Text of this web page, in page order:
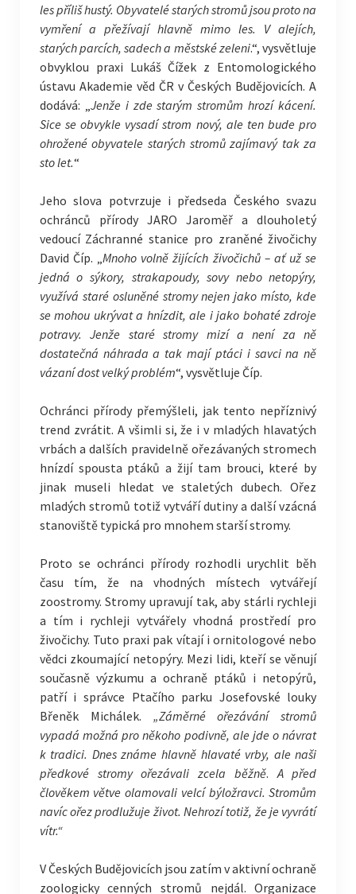
les příliš hustý. Obyvatelé starých stromů jsou proto na
vymření a přežívají hlavně mimo les. V alejích,
starých parcích, sadech a městské zeleni.“, vysvětluje
obvyklou praxi Lukáš Čížek z Entomologického
ústavu Akademie věd ČR v Českých Budějovicích. A
dodává: „Jenže i zde starým stromům hrozí kácení.
Sice se obvykle vysadí strom nový, ale ten bude pro
ohrožené obyvatele starých stromů zajímavý tak za
sto let.“
Jeho slova potvrzuje i předseda Českého svazu
ochránců přírody JARO Jaroměř a dlouholetý
vedoucí Záchranné stanice pro zraněné živočichy
David Číp. „Mnoho volně žijících živočichů – ať už se
jedná o sýkory, strakapoudy, sovy nebo netopýry,
využívá staré osluněné stromy nejen jako místo, kde
se mohou ukrývat a hnízdit, ale i jako bohaté zdroje
potravy. Jenže staré stromy mizí a není za ně
dostatečná náhrada a tak mají ptáci i savci na ně
vázaní dost velký problém“, vysvětluje Číp.
Ochránci přírody přemýšleli, jak tento nepříznivý
trend zvrátit. A všimli si, že i v mladých hlavatých
vrbách a dalších pravidelně ořezávaných stromech
hnízdí spousta ptáků a žijí tam brouci, které by
jinak museli hledat ve staletých dubech. Ořez
mladých stromů totiž vytváří dutiny a další vzácná
stanoviště typická pro mnohem starší stromy.
Proto se ochránci přírody rozhodli urychlit běh
času tím, že na vhodných místech vytvářejí
zoostromy. Stromy upravují tak, aby stárli rychleji
a tím i rychleji vytvářely vhodná prostředí pro
živočichy. Tuto praxi pak vítají i ornitologové nebo
vědci zkoumající netopýry. Mezi lidi, kteří se věnují
současně výzkumu a ochraně ptáků i netopýrů,
patří i správce Ptačího parku Josefovské louky
Břeněk Michálek. „Záměrné ořezávání stromů
vypadá možná pro někoho podivně, ale jde o návrat
k tradici. Dnes známe hlavně hlavaté vrby, ale naši
předkové stromy ořezávali zcela běžně.A před
člověkem větve olamovali velcí býložravci. Stromům
navíc ořez prodlužuje život. Nehrozí totiž, že je vyvrátí
vítr.“
V Českých Budějovicích jsou zatím v aktivní ochraně
zoologicky cenných stromů nejdál. Organizace